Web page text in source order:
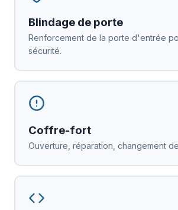
Blindage de porte
Renforcement de la porte d'entrée
sécurité.
Coffre-fort
Ouverture, réparation, changement